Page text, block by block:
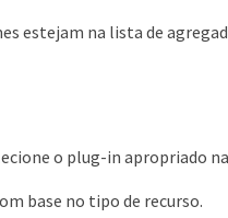
estejam na lista de
o plug-in apropriado
base no tipo de recurso.